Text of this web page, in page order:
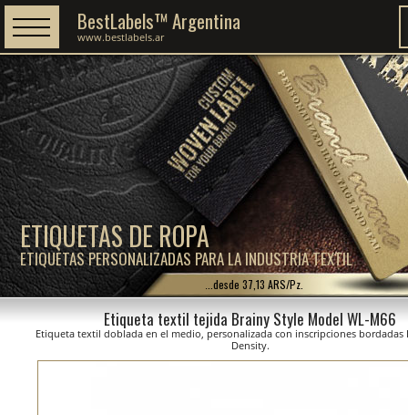
ETIQUETAS DE ROPA
ETIQUETAS PERSONALIZADAS PARA LA INDUSTRIA TEXTIL
BestLabels™ Argentina
www.bestlabels.ar
...desde 37,13 ARS/Pz.
Etiqueta textil tejida Brainy Style Model WL-M66
Etiqueta textil doblada en el medio, personalizada con inscripciones bordadas
Density.